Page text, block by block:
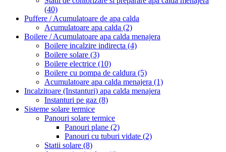
(40)
Puffere / Acumulatoare de apa calda
Acumulatoare apa calda (2)
Boilere / Acumulatoare apa calda menajera
Boilere incalzire indirecta (4)
Boilere solare (3)
Boilere electrice (10)
Boilere cu pompa de caldura (5)
Acumulatoare apa calda menajera (1)
Incalzitoare (Instanturi) apa calda menajera
Instanturi pe gaz (8)
Sisteme solare termice
Panouri solare termice
Panouri plane (2)
Panouri cu tuburi vidate (2)
Statii solare (8)